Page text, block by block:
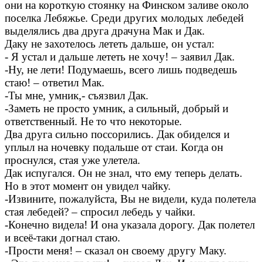
они на короткую стоянку на Финском заливе около
поселка Лебяжье. Среди других молодых лебедей
выделялись два друга драчуна Мак и Дак.
Даку не захотелось лететь дальше, он устал:
- Я устал и дальше лететь не хочу! – заявил Дак.
-Ну, не лети! Подумаешь, всего лишь подведешь
стаю! – ответил Мак.
-Ты мне, умник,- съязвил Дак.
-Заметь не просто умник, а сильный, добрый и
ответственный. Не то что некоторые.
Два друга сильно поссорились. Дак обиделся и
уплыл на ночевку подальше от стаи. Когда он
проснулся, стая уже улетела.
Дак испугался. Он не знал, что ему теперь делать.
Но в этот момент он увидел чайку.
-Извините, пожалуйста, Вы не видели, куда полетела
стая лебедей? – спросил лебедь у чайки.
-Конечно видела! И она указала дорогу. Дак полетел
и всеё-таки догнал стаю.
-Прости меня! – сказал он своему другу Маку.